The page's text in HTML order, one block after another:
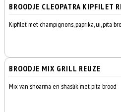
BROODJE CLEOPATRA KIPFILET
Kipfilet met champignons, paprika, ui, pita
BROODJE MIX GRILL REUZE
Mix van shoarma en shaslik met pita brood